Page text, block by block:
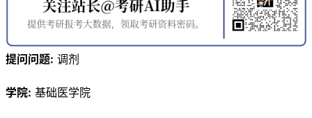
提问问题: 调剂
学院: 基础医学院